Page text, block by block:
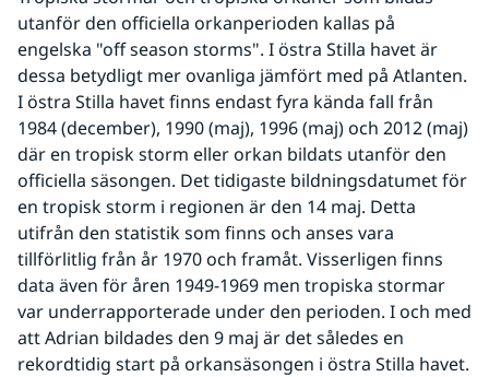
utanför den officiella orkanperioden kallas på
engelska "off season storms". I östra Stilla havet är
dessa betydligt mer ovanliga jämfört med på Atlanten.
I östra Stilla havet finns endast fyra kända fall från
1984 (december), 1990 (maj), 1996 (maj) och 2012 (maj)
där en tropisk storm eller orkan bildats utanför den
officiella säsongen. Det tidigaste bildningsdatumet för
en tropisk storm i regionen är den 14 maj. Detta
utifrån den statistik som finns och anses vara
tillförlitlig från år 1970 och framåt. Visserligen finns
data även för åren 1949-1969 men tropiska stormar
var underrapporterade under den perioden. I och med
att Adrian bildades den 9 maj är det således en
rekordtidig start på orkansäsongen i östra Stilla havet.